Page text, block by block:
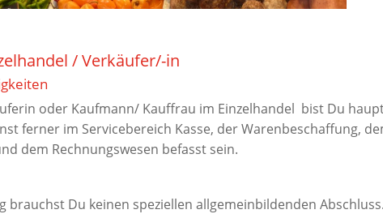
/ Verkäufer/-in
oder Kaufmann/ Kauffrau im Einzelhandel bist Du
ferner im Servicebereich Kasse, der Warenbeschaffung,
dem Rechnungswesen befasst sein.
brauchst Du keinen speziellen allgemeinbildenden